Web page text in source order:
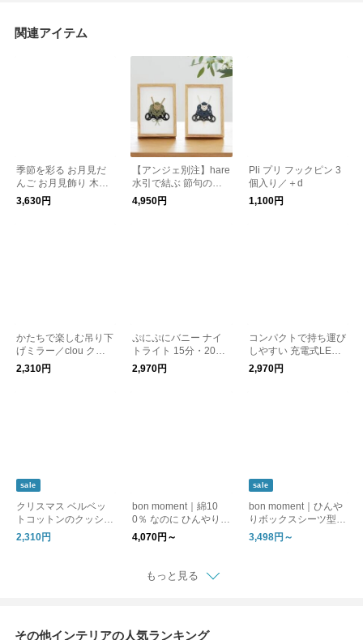
関連アイテム
季節を彩る お月見だ
んご お月見飾り 木製
／ISLE SIGN インテリ
ア 雑貨 十五夜 秋
3,630円
【アンジェ別注】hare
水引で結ぶ 節句のフ
レーム お月見 日本の
行事 節分 雛 兜 おひな
4,950円
Pli プリ フックピン 3
個入り／＋d
1,100円
かたちで楽しむ吊り下
げミラー／clou クラ
ウ
2,310円
ぷにぷにバニー ナイ
トライト 15分・20分
自動OFF タイマー付
き ／ 授乳 LED MUID
2,970円
コンパクトで持ち運び
しやすい 充電式LED
デスクライト／utlim
2,970円
sale
クリスマス ベルベッ
トコットンのクッショ
ン
2,310円
bon moment｜綿10
0％ なのに ひんやり
敷きパッド / ドライコ
ットンシリーズ 接触
4,070円～
sale
bon moment｜ひんや
りボックスシーツ型
敷きパッド 綿100% /
ドライコットン【前モ
3,498円～
もっと見る
その他インテリアの人気ランキング